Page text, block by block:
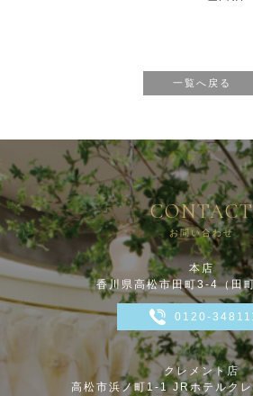
一覧へ戻る
CONTACT
お問い合わせ
本店
香川県高松市田町3-4（田
0120-
クレメント店
高松市浜ノ町1-1 JRホテルク